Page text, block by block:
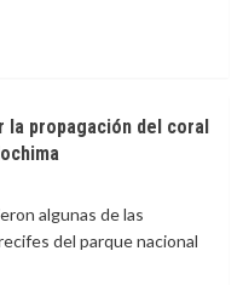
propagación del coral
algunas de las
del parque nacional